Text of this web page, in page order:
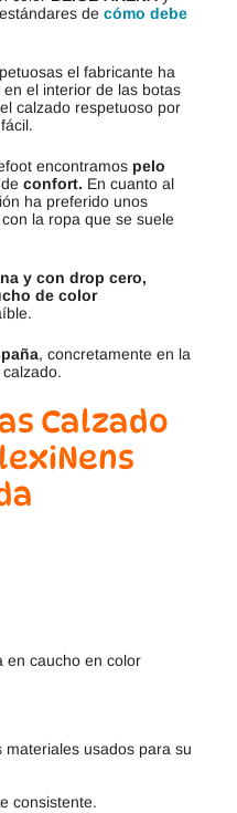
de cómo debe
el fabricante ha
en el interior de las botas
calzado respetuoso por
encontramos pelo
confort. En cuanto al
ha preferido unos
la ropa que se suele
y con drop cero,
de color
, concretamente en la
Calzado
en caucho en color
materiales usados para su
consistente.